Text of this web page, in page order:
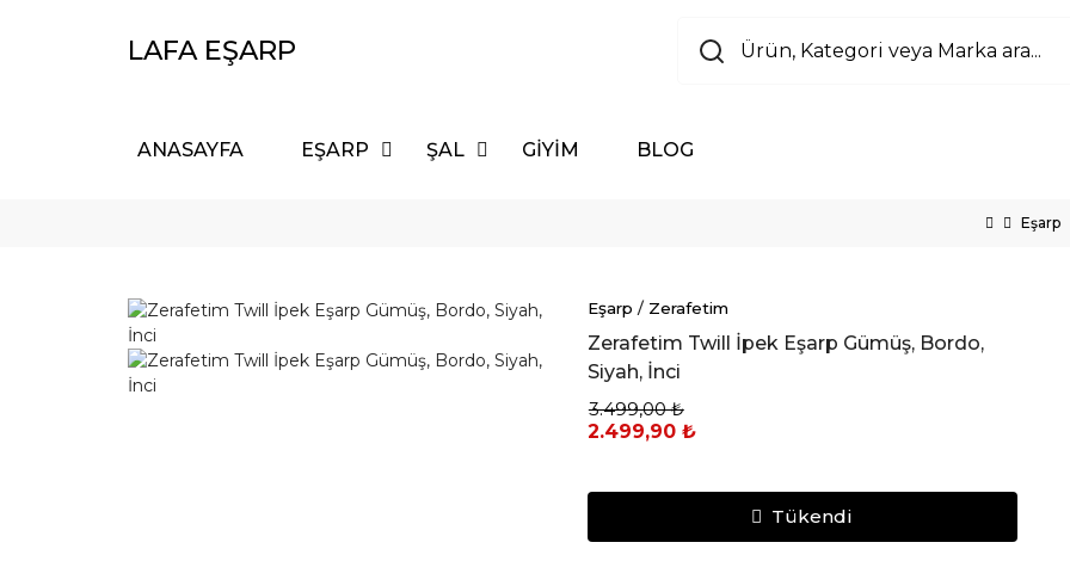
LAFA EŞARP
ANASAYFA EŞARP ŞAL GİYİM BLOG
Eşarp
Eşarp / Zerafetim
Zerafetim Twill İpek Eşarp Gümüş, Bordo,
Siyah, İnci
3.499,00 ₺
2.499,90 ₺
Tükendi